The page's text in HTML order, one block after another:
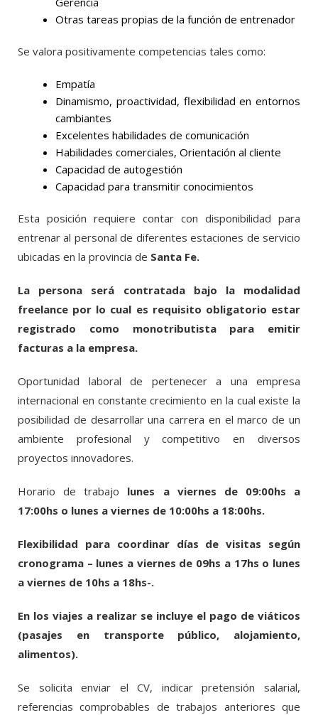
Otras tareas propias de la función de entrenador
Se valora positivamente competencias tales como:
Empatía
Dinamismo, proactividad, flexibilidad en entornos
cambiantes
Excelentes habilidades de comunicación
Habilidades comerciales, Orientación al cliente
Capacidad de autogestión
Capacidad para transmitir conocimientos
Esta posición requiere contar con disponibilidad para
entrenar al personal de diferentes estaciones de servicio
ubicadas en la provincia de Santa Fe.
La persona será contratada bajo la modalidad
freelance por lo cual es requisito obligatorio estar
registrado como monotributista para emitir
facturas a la empresa.
Oportunidad laboral de pertenecer a una empresa
internacional en constante crecimiento en la cual existe la
posibilidad de desarrollar una carrera en el marco de un
ambiente profesional y competitivo en diversos
proyectos innovadores.
Horario de trabajo lunes a viernes de 09:00hs a
17:00hs o lunes a viernes de 10:00hs a 18:00hs.
Flexibilidad para coordinar días de visitas según
cronograma – lunes a viernes de 09hs a 17hs o lunes
a viernes de 10hs a 18hs-.
En los viajes a realizar se incluye el pago de viáticos
(pasajes en transporte público, alojamiento,
alimentos).
Se solicita enviar el CV, indicar pretensión salarial,
referencias comprobables de trabajos anteriores que